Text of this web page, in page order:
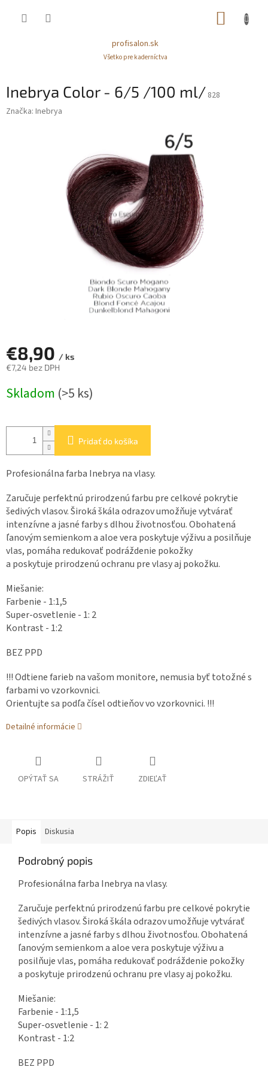
profisalon.sk
Všetko pre kaderníctva
Inebrya Color - 6/5 /100 ml/ 828
Značka: Inebrya
€8,90 / ks
€7,24 bez DPH
cena:
Skladom (>5 ks)
Pridať do košíka
Profesionálna farba Inebrya na vlasy.
Zaručuje perfektnú prirodzenú farbu pre celkové pokrytie
šedivých vlasov. Široká škála odrazov umožňuje vytvárať
intenzívne a jasné farby s dlhou životnosťou. Obohatená
ľanovým semienkom a aloe vera poskytuje výživu a posilňuje
vlas, pomáha redukovať podráždenie pokožky
a poskytuje prirodzenú ochranu pre vlasy aj pokožku.
Miešanie:
Farbenie - 1:1,5
Super-osvetlenie - 1: 2
Kontrast - 1:2
BEZ PPD
!!! Odtiene farieb na vašom monitore, nemusia byť totožné s
farbami vo vzorkovnici.
Orientujte sa podľa čísel odtieňov vo vzorkovnici. !!!
Detailné informácie
OPÝTAŤ SA STRÁŽIŤ ZDIEĽAŤ
Popis Diskusia
Podrobný popis
Profesionálna farba Inebrya na vlasy.
Zaručuje perfektnú prirodzenú farbu pre celkové pokrytie
šedivých vlasov. Široká škála odrazov umožňuje vytvárať
intenzívne a jasné farby s dlhou životnosťou. Obohatená
ľanovým semienkom a aloe vera poskytuje výživu a
posilňuje vlas, pomáha redukovať podráždenie pokožky
a poskytuje prirodzenú ochranu pre vlasy aj pokožku.
Miešanie:
Farbenie - 1:1,5
Super-osvetlenie - 1: 2
Kontrast - 1:2
BEZ PPD